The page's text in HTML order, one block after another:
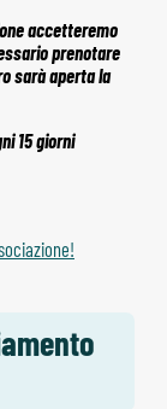
accetteremo
prenotare
sarà aperta la
15 giorni